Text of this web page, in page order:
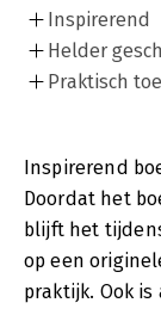
Inspirerend
Helder
Praktisch
Inspirerend
Doordat het
blijft het
op een
praktijk. Ook